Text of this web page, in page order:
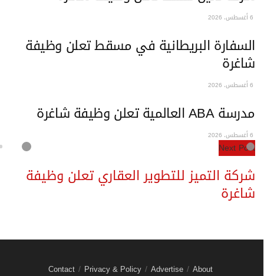
السفارة البريطانية في مسقط تعلن وظيفة
شاغرة
مدرسة ABA العالمية تعلن وظيفة شاغرة
Next Post
شركة التميز للتطوير العقاري تعلن وظيفة
شاغرة
About
Advertise
Privacy & Policy
Contact